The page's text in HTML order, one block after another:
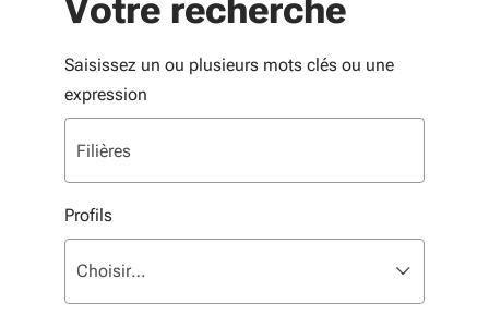
Votre recherche
Saisissez un ou plusieurs mots clés ou une
expression
Profils
Choisir…